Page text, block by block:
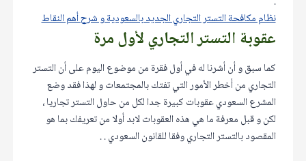
نظام مكافحة التستر التجاري الجديد بالسعودية و شرح أهم النقاط
عقوبة التستر التجاري لأول مرة
كما سبق و أن أشرنا له في أول فقرة من موضوع اليوم على أن التستر
التجاري من أخطر الأمور التي تفتك بالمجتمعات و لهذا فقد وضع
المشرع السعودي عقوبات كبيرة جدا لكل من حاول التستر تجاريا ،
لكن و قبل معرفة ما هي هذه العقوبات لابد أولا من تعريفك بما هو
المقصود بالتستر التجاري وفقا للقانون السعودي . .